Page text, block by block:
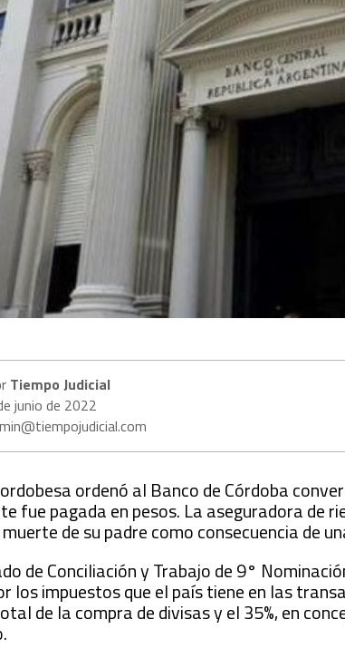
Tiempo Judicial
junio de 2022
ordenó al Banco de Córdoba
fue pagada en pesos. La aseguradora de
de su padre como consecuencia de
de Conciliación y Trabajo de 9°
los impuestos que el país tiene en las
de la compra de divisas y el 35%, en